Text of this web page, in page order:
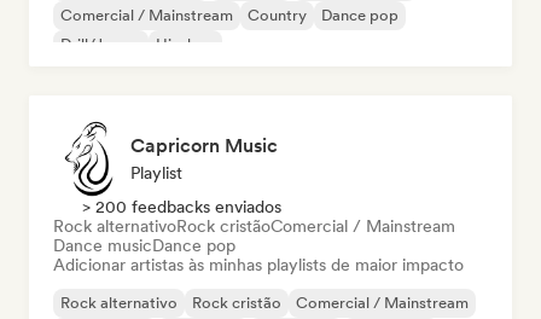
Comercial / Mainstream
Country
Dance pop
Drill/Jersey
Hip-hop
Capricorn Music
Playlist
> 200 feedbacks enviados
Rock alternativoRock cristãoComercial / Mainstream
Dance musicDance pop
Adicionar artistas às minhas playlists de maior impacto
Rock alternativo Rock cristão
Comercial / Mainstream